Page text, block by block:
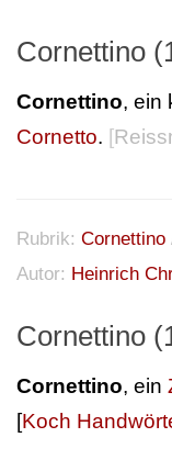
Cornettino
Cornettino, ein
Cornetto. [
Rubrik: Cornettino
Autor: Heinrich
Cornettino
Cornettino, ein
[Koch